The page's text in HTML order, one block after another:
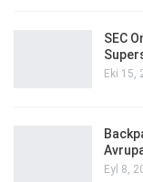
SEC
Eki 15,
Eyl 8,